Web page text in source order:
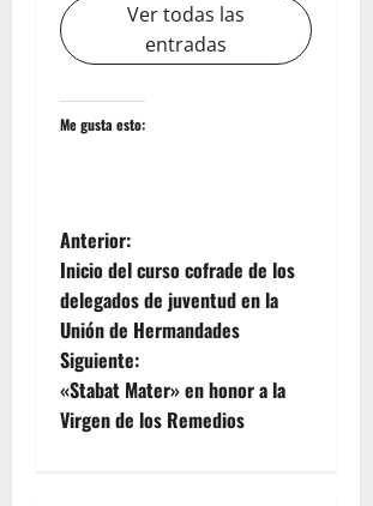
Ver todas las
entradas
Me gusta esto:
N
a
v
e
Anterior:
Inicio del curso cofrade de los
delegados de juventud en la
Unión de Hermandades
Siguiente:
«Stabat Mater» en honor a la
Virgen de los Remedios